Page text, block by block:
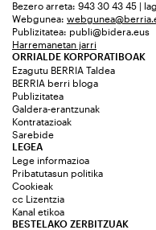
Bezero arreta: 943 30 43 45 |
Webgunea:
Publizitatea: publi@bidera.eus
Harremanetan jarri
ORRIALDE KORPORATIBOAK
Ezagutu BERRIA Taldea
BERRIA berri bloga
Publizitatea
Galdera-erantzunak
Kontratazioak
Sarebide
LEGEA
Lege informazioa
Pribatutasun politika
Cookieak
cc Lizentzia
Kanal etikoa
BESTELAKO ZERBITZUAK